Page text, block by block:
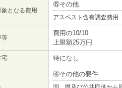
となる費用
⑥その他
アスベスト含有調査費用
等
費用の10/10
上限額25万円
宅 特になし
④その他の要件